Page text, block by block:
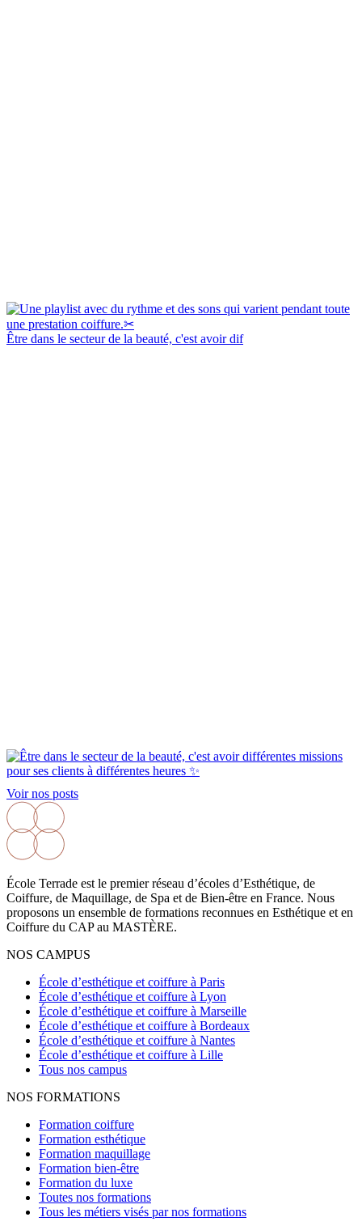
Être dans le secteur de la beauté, c'est avoir dif
Voir nos posts
École Terrade est le premier réseau d’écoles d’Esthétique, de
Coiffure, de Maquillage, de Spa et de Bien-être en France. Nous
proposons un ensemble de formations reconnues en Esthétique et en
Coiffure du CAP au MASTÈRE.
NOS CAMPUS
École d’esthétique et coiffure à Paris
École d’esthétique et coiffure à Lyon
École d’esthétique et coiffure à Marseille
École d’esthétique et coiffure à Bordeaux
École d’esthétique et coiffure à Nantes
École d’esthétique et coiffure à Lille
Tous nos campus
NOS FORMATIONS
Formation coiffure
Formation esthétique
Formation maquillage
Formation bien-être
Formation du luxe
Toutes nos formations
Tous les métiers visés par nos formations